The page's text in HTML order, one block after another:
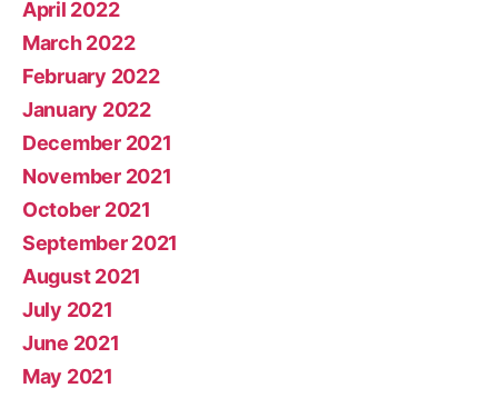
April 2022
March 2022
February 2022
January 2022
December 2021
November 2021
October 2021
September 2021
August 2021
July 2021
June 2021
May 2021